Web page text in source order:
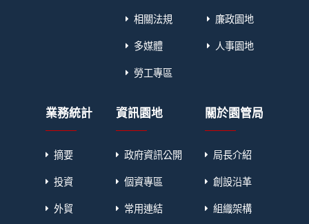
相關法規
多媒體
勞工專區
廉政園地
人事園地
業務統計
摘要
投資
外貿
資訊園地
政府資訊公開
個資專區
常用連結
關於園管局
局長介紹
創設沿革
組織架構